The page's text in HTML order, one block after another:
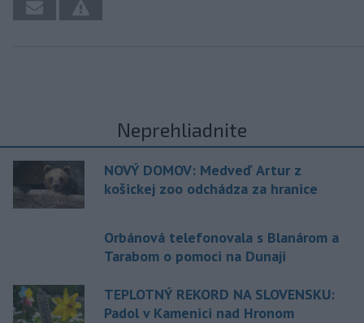
Neprehliadnite
NOVÝ DOMOV: Medveď Artur z
košickej zoo odchádza za hranice
Orbánová telefonovala s Blanárom a
Tarabom o pomoci na Dunaji
TEPLOTNÝ REKORD NA SLOVENSKU:
Padol v Kamenici nad Hronom